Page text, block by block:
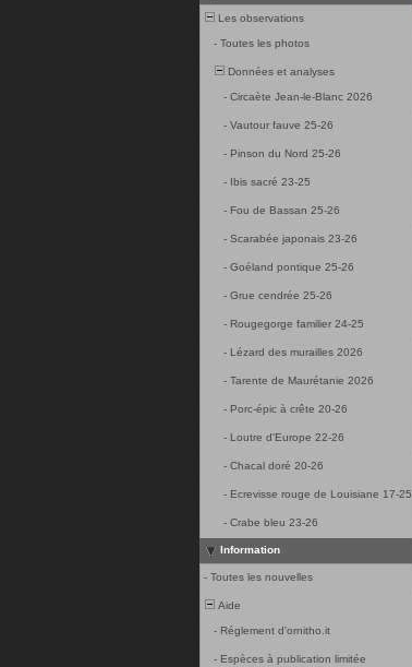
Les observations
- Toutes les photos
Données et analyses
- Circaète Jean-le-Blanc 2026
- Vautour fauve 25-26
- Pinson du Nord 25-26
- Ibis sacré 23-25
- Fou de Bassan 25-26
- Scarabée japonais 23-26
- Goéland pontique 25-26
- Grue cendrée 25-26
- Rougegorge familier 24-25
- Lézard des murailles 2026
- Tarente de Maurétanie 2026
- Porc-épic à crête 20-26
- Loutre d'Europe 22-26
- Chacal doré 20-26
- Ecrevisse rouge de Louisiane 17-25
- Crabe bleu 23-26
Information
- Toutes les nouvelles
Aide
- Réglement d'ornitho.it
- Espèces à publication limitée